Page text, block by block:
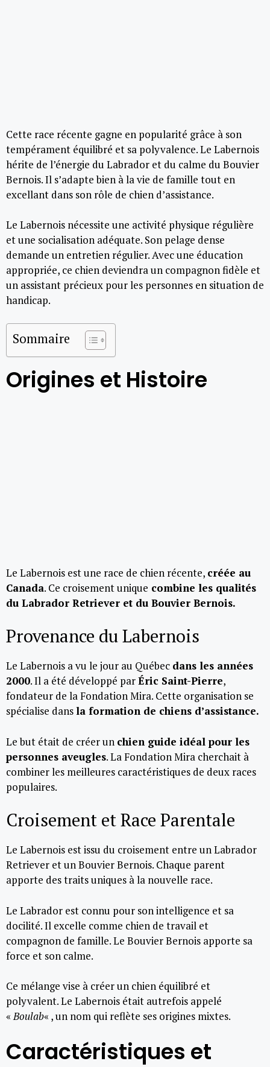
Cette race récente gagne en popularité grâce à son
tempérament équilibré et sa polyvalence. Le Labernois
hérite de l’énergie du Labrador et du calme du Bouvier
Bernois. Il s’adapte bien à la vie de famille tout en
excellant dans son rôle de chien d’assistance.
Le Labernois nécessite une activité physique régulière
et une socialisation adéquate. Son pelage dense
demande un entretien régulier. Avec une éducation
appropriée, ce chien deviendra un compagnon fidèle et
un assistant précieux pour les personnes en situation de
handicap.
Sommaire
Origines et Histoire
Le Labernois est une race de chien récente, créée au
Canada. Ce croisement unique combine les qualités
du Labrador Retriever et du Bouvier Bernois.
Provenance du Labernois
Le Labernois a vu le jour au Québec dans les années
2000. Il a été développé parÉric Saint-Pierre,
fondateur de la Fondation Mira. Cette organisation se
spécialise dansla formation de chiens d’assistance.
Le but était de créer un chien guide idéal pour les
personnes aveugles. La Fondation Mira cherchait à
combiner les meilleures caractéristiques de deux races
populaires.
Croisement et Race Parentale
Le Labernois est issu du croisement entre un Labrador
Retriever et un Bouvier Bernois. Chaque parent
apporte des traits uniques à la nouvelle race.
Le Labrador est connu pour son intelligence et sa
docilité. Il excelle comme chien de travail et
compagnon de famille. Le Bouvier Bernois apporte sa
force et son calme.
Ce mélange vise à créer un chien équilibré et
polyvalent. Le Labernois était autrefois appelé
«Boulab« , un nom qui reflète ses origines mixtes.
Caractéristiques et